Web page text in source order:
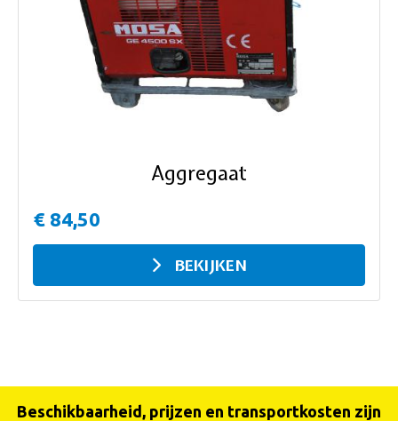
Aggregaat
€ 84,50
BEKIJKEN
Beschikbaarheid, prijzen en transportkosten zijn